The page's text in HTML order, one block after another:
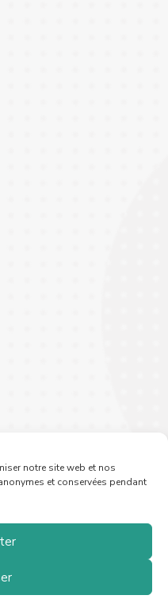
notre site web et nos
et conservées pendant
renseignements ?